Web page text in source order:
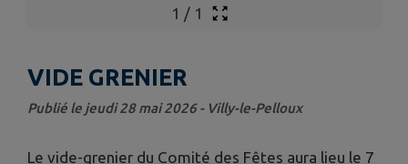
1 / 1
VIDE GRENIER
Publié le jeudi 28 mai 2026 - Villy-le-Pelloux
Le vide-grenier du Comité des Fêtes aura lieu le 7